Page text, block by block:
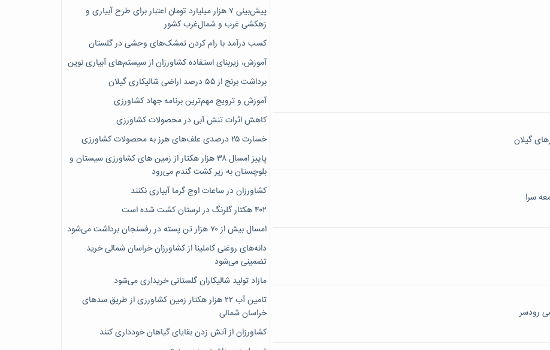
پیش‌بینی ۷‌ هزار میلیارد تومان اعتبار برای طرح آبیاری و
زهکشی غرب و شمال‌غرب کشور
کسب درآمد با رام کردن تمشک‌های وحشی در گلستان
آموزش، زیربنای استفاده کشاورزان از سیستم‌های آبیاری نوین
برداشت برنج از ۵۵ درصد اراضی شالیکاری گیلان
آموزش و ترویج مهم‌ترین برنامه جهاد کشاورزی
کاهش اثرات تنش آبی در محصولات کشاورزی
خسارت ۲۵ درصدی علف‌های هرز به محصولات کشاورزی
پاییز امسال ۳۸ هزار هکتار از زمین های کشاورزی سیستان و
بلوچستان به زیر کشت گندم می‌رود
کشاورزان در ساعات اوج گرما آبیاری نکنند
۴۰۲ هکتار گلرنگ در لرستان کشت شده است
امسال بیش از ۷۰ هزار تن پسته در رفسنجان برداشت می‌شود
دانه‌های روغنی کاملینا از کشاورزان خراسان شمالی خرید
تضمینی می‌شود
مازاد تولید شالیکاران گلستانی خریداری می‌شود
تامین آب ۲۲ هزار هکتار زمین کشاورزی از طریق سدهای
خراسان شمالی
کشاورزان از آتش زدن بقایای گیاهان خودداری کنند